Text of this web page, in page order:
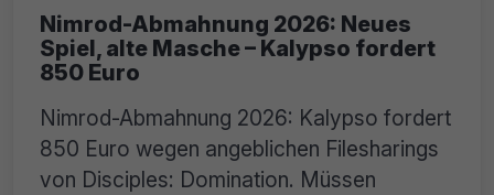
Nimrod-Abmahnung 2026: Neues
Spiel, alte Masche – Kalypso fordert
850 Euro
Nimrod-Abmahnung 2026: Kalypso fordert
850 Euro wegen angeblichen Filesharings
von Disciples: Domination. Müssen